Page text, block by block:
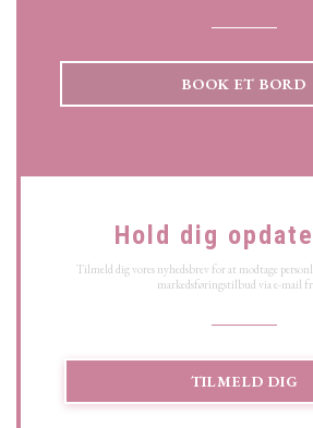
BOOK ET BORD
Hold dig
Tilmeld dig vores nyhedsbrev for at modtage
markedsføringstilbud via e-mail
TILMELD DIG